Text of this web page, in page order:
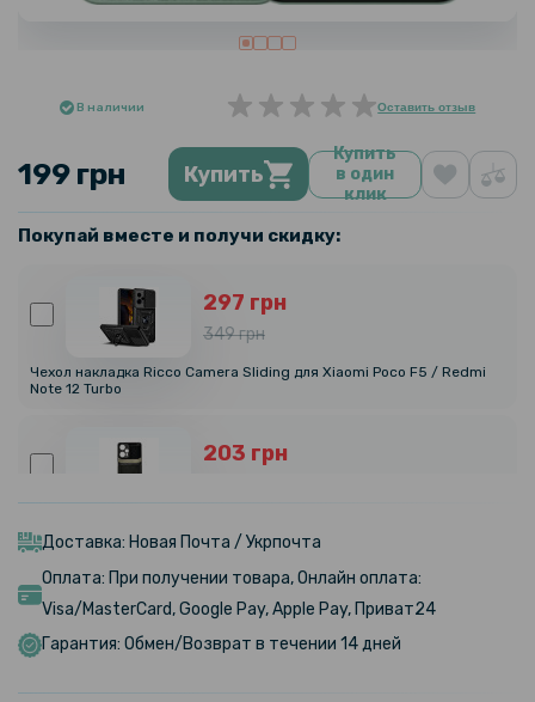
В наличии Оставить отзыв
199 грн Купить
Купить
в один
клик
Покупай вместе и получи скидку:
297 грн
349 грн
Чехол накладка Ricco Camera Sliding для Xiaomi Poco F5 / Redmi
Note 12 Turbo
203 грн
Turbo
254 грн
299 грн
Turbo с металлической вставкой
Доставка: Новая Почта / Укрпочта
Оплата: При получении товара, Онлайн оплата:
Visa/MasterCard, Google Pay, Apple Pay, Приват24
Гарантия: Обмен/Возврат в течении 14 дней